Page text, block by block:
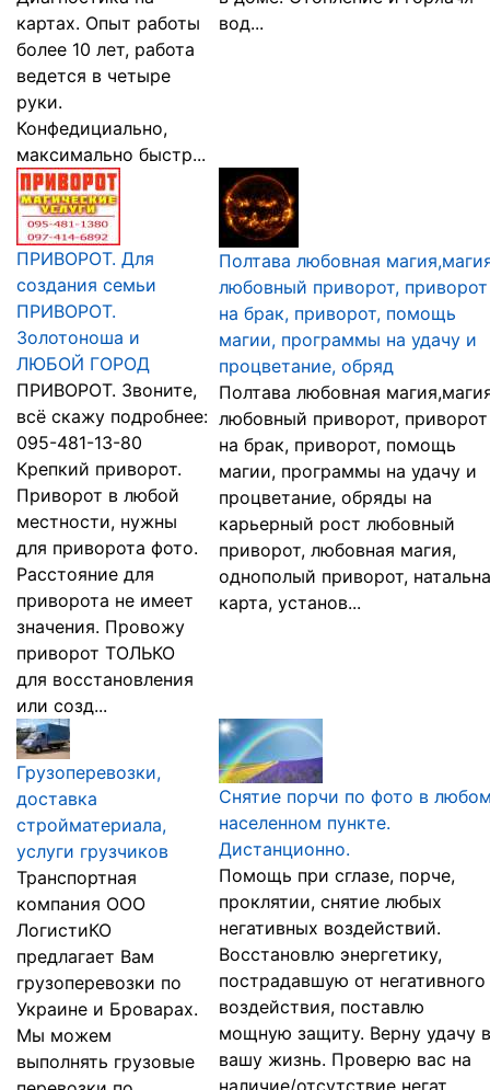
картах. Опыт работы
более 10 лет, работа
ведется в четыре
руки.
Конфедициально,
максимально быстр...
вод...
ПРИВОРОТ. Для
создания семьи
ПРИВОРОТ.
Золотоноша и
ЛЮБОЙ ГОРОД
ПРИВОРОТ. Звоните,
всё скажу подробнее:
095-481-13-80
Крепкий приворот.
Приворот в любой
местности, нужны
для приворота фото.
Расстояние для
приворота не имеет
значения. Провожу
приворот ТОЛЬКО
для восстановления
или созд...
Полтава любовная
любовный приворот, приворот
на брак, приворот, помощь
магии, программы на удачу и
процветание, обряд
Полтава любовная
любовный приворот, приворот
на брак, приворот, помощь
магии, программы на удачу и
процветание, обряды на
карьерный рост любовный
приворот, любовная магия,
однополый приворот,
карта, установ...
Грузоперевозки,
доставка
стройматериала,
услуги грузчиков
Транспортная
компания ООО
ЛогистиКО
предлагает Вам
грузоперевозки по
Украине и Броварах.
Мы можем
выполнять грузовые
Снятие порчи по фото в
населенном пункте.
Дистанционно.
Помощь при сглазе, порче,
проклятии, снятие любых
негативных воздействий.
Восстановлю энергетику,
пострадавшую от негативного
воздействия, поставлю
мощную защиту. Верну удачу в
вашу жизнь. Проверю вас на
наличие/отсутствие негат...